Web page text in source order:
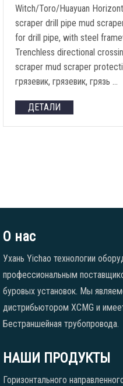
Witch/Toro/Huayuan
scraper drill pipe mud
for drill pipe, with steel
Trenchless directional
scraper mud scraper
грязевик, грязевик, грязь …
ДЕТАЛИ
О нас
Ухань Yichao технологии
профессиональным
буровых установок. Мы
дистрибьютором XCMG и
Бестраншейная трубопровода.
НАШИ ПРОДУКТЫ
Горизонтального